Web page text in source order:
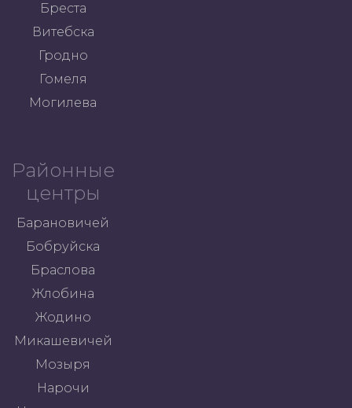
Бреста
Витебска
Гродно
Гомеля
Могилева
Районные
центры
Барановичей
Бобруйска
Браслова
Жлобина
Жодино
Микашевичей
Мозыря
Нарочи